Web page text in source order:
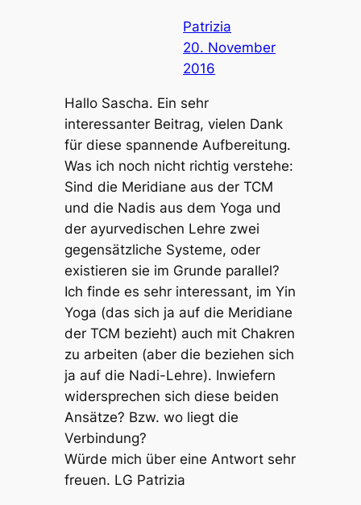
Patrizia
20. November
2016
Hallo Sascha. Ein sehr
interessanter Beitrag, vielen Dank
für diese spannende Aufbereitung.
Was ich noch nicht richtig verstehe:
Sind die Meridiane aus der TCM
und die Nadis aus dem Yoga und
der ayurvedischen Lehre zwei
gegensätzliche Systeme, oder
existieren sie im Grunde parallel?
Ich finde es sehr interessant, im Yin
Yoga (das sich ja auf die Meridiane
der TCM bezieht) auch mit Chakren
zu arbeiten (aber die beziehen sich
ja auf die Nadi-Lehre). Inwiefern
widersprechen sich diese beiden
Ansätze? Bzw. wo liegt die
Verbindung?
Würde mich über eine Antwort sehr
freuen. LG Patrizia